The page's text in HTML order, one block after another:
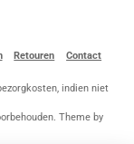
Retouren Contact
indien niet
Theme by